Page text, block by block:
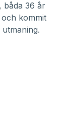
båda 36 år
kommit